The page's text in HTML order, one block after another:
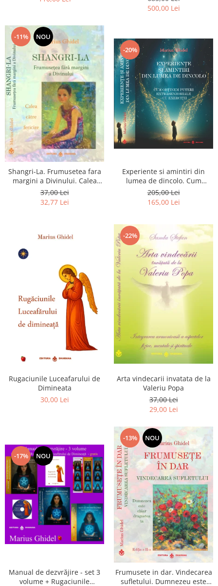
Luceafarului de dimineata) -
Marius Ghidel
500,00 Lei
-11% NOU
Shangri-La. Frumusetea fara
margini a Divinului. Calea
catre fericire
37,00 Lei
32,77 Lei
-20%
Experiente si amintiri din
lumea de dincolo. Cum
obtinem puteri
extrasenzoriale - cu exercitii
205,00 Lei
165,00 Lei
Rugaciunile Luceafarului de
Dimineata
30,00 Lei
-22%
Arta vindecarii invatata de la
Valeriu Popa
37,00 Lei
29,00 Lei
-17% NOU
Manual de dezvrăjire - set 3
volume + Rugaciunile
-13% NOU
Frumusete in dar. Vindecarea
sufletului. Dumnezeu este